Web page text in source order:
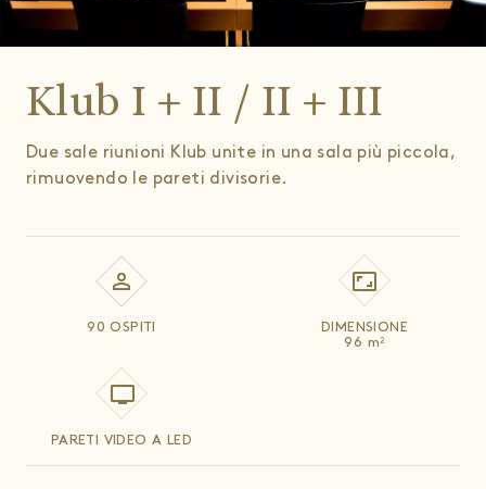
Klub I + II / II + III
Due sale riunioni Klub unite in una sala più piccola,
rimuovendo le pareti divisorie.
90 OSPITI
DIMENSIONE
96 m2
PARETI VIDEO A LED